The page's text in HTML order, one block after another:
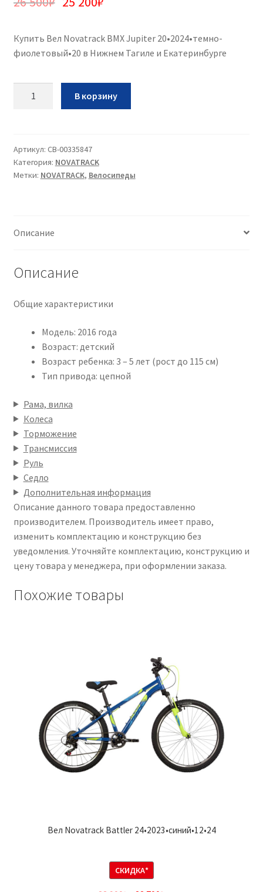
Купить Вел Novatrack BMX Jupiter 20•2024•темно-
фиолетовый•20 в Нижнем Тагиле и Екатеринбурге
Jupiter
20•2024•темно-
фиолетовый•20
В корзину
Артикул: CB-00335847
Категория: NOVATRACK
Метки: NOVATRACK, Велосипеды
Описание
Описание
Общие характеристики
Модель: 2016 года
Возраст: детский
Возраст ребенка: 3 – 5 лет (рост до 115 см)
Тип привода: цепной
Рама, вилка
Колеса
Торможение
Трансмиссия
Руль
Седло
Дополнительная информация
Описание данного товара предоставленно
производителем. Производитель имеет право,
изменить комплектацию и конструкцию без
уведомления. Уточняйте комплектацию, конструкцию и
цену товара у менеджера, при оформлении заказа.
Похожие товары
Вел Novatrack Battler 24•2023•синий•12•24
СКИДКА*